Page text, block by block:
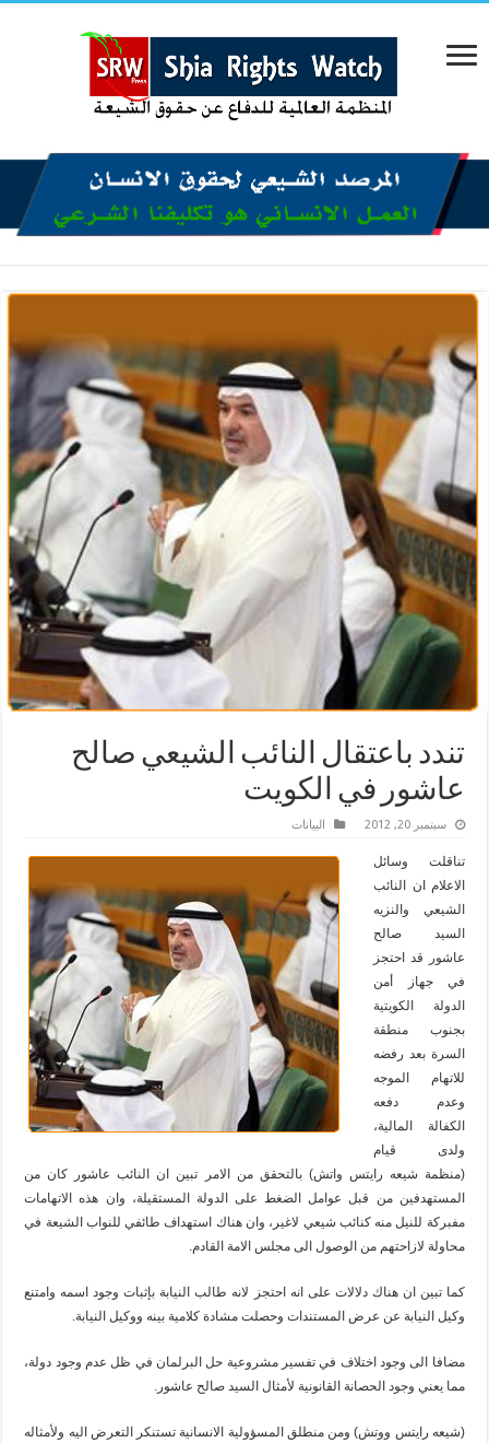
تندد باعتقال النائب الشيعي صالح
عاشور في الكويت
سبتمبر 20, 2012 البیانات
تناقلت وسائل
الاعلام ان النائب
الشيعي والنزيه
السيد صالح
عاشور قد احتجز
في جهاز أمن
الدولة الكويتية
بجنوب منطقة
السرة بعد رفضه
للاتهام الموجه
وعدم دفعه
الكفالة المالية،
ولدى قيام
(منظمة شيعه رايتس واتش) بالتحقق من الامر تبين ان النائب عاشور كان من
المستهدفين من قبل عوامل الضغط على الدولة المستقيلة، وان هذه الاتهامات
مفبركة للنيل منه كنائب شيعي لاغير، وان هناك استهداف طائفي للنواب الشيعة في
محاولة لازاحتهم من الوصول الى مجلس الامة القادم.
كما تبين ان هناك دلالات على انه احتجز لانه طالب النيابة بإثبات وجود اسمه وامتنع
وكيل النيابة عن عرض المستندات وحصلت مشادة كلامية بينه ووكيل النيابة.
مضافا الى وجود اختلاف في تفسير مشروعية حل البرلمان في ظل عدم وجود دولة،
مما يعني وجود الحصانة القانونية لأمثال السيد صالح عاشور.
(شيعه رايتس ووتش) ومن منطلق المسؤولية الانسانية تستنكر التعرض اليه ولأمثاله